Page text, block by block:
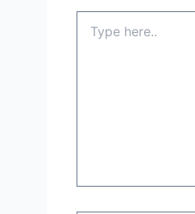
here..